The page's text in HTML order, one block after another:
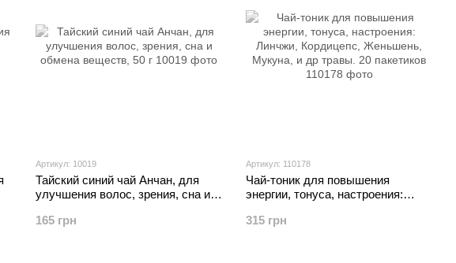
Артикул: 10019
Тайский синий чай Анчан, для
улучшения волос, зрения, сна и
165 грн
Артикул: 110178
Чай-тоник для повышения
энергии, тонуса, настроения:
Мукуна, и др травы. 20 пакетиков
315 грн